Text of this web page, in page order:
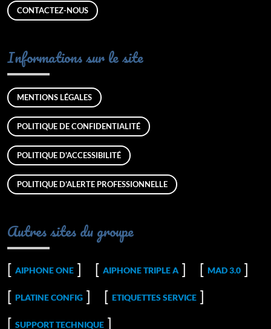
CONTACTEZ-NOUS
Informations sur le site
MENTIONS LÉGALES
POLITIQUE DE CONFIDENTIALITÉ
POLITIQUE D'ACCESSIBILITÉ
POLITIQUE D’ALERTE PROFESSIONNELLE
Autres sites du groupe
AIPHONE ONE AIPHONE TRIPLE A MAD 3.0
PLATINE CONFIG ETIQUETTES SERVICE
SUPPORT TECHNIQUE